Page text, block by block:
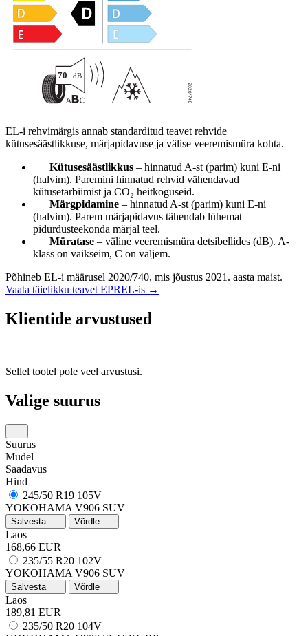
EL-i rehvimärgis annab standarditud teavet rehvide
kütusesäästlikkuse, märjapidavuse ja välise veeremismüra kohta.
Kütusesäästlikkus – hinnatud A-st (parim) kuni E-ni
(halvim). Paremini hinnatud rehvid vähendavad
kütusetarbiimist ja CO₂ heitkoguseid.
Märgpidamine – hinnatud A-st (parim) kuni E-ni
(halvim). Parem märjapidavus tähendab lühemat
pidurdusteekonda märjal teel.
Müratase – väline veeremismüra detsibellides (dB). A-
klass on vaikseim, C on valjem.
Põhineb EL-i määrusel 2020/740, mis jõustus 2021. aasta maist.
Vaata täielikku teavet EPREL-is →
Klientide arvustused
Sellel tootel pole veel arvustusi.
Valige suurus
Suurus
Mudel
Saadavus
Hind
245/50 R19 105V
YOKOHAMA V906 SUV
Salvesta Võrdle
Laos
168,66 EUR
235/55 R20 102V
YOKOHAMA V906 SUV
Salvesta Võrdle
Laos
189,81 EUR
235/50 R20 104V